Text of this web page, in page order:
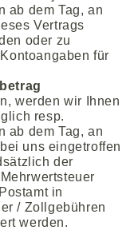
ab dem Tag, an
Vertrags
oder zu
für
werden wir Ihnen
resp.
ab dem Tag, an
uns eingetroffen
der
in
/ Zollgebühren
werden.